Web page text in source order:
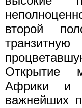
второй
Открытие
Африки и
важнейших